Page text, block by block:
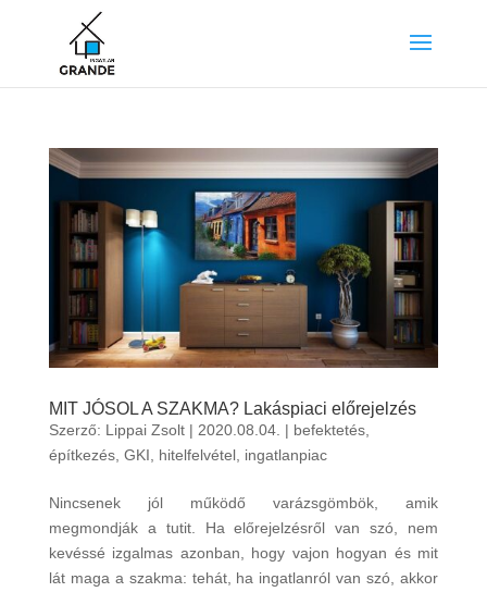
MIT JÓSOL A SZAKMA? Lakáspiaci előrejelzés
Szerző: Lippai Zsolt| 2020.08.04. | befektetés,
építkezés, GKI hitelfelvétel, ingatlanpiac
Nincsenek jól működő varázsgömbök, amik
megmondják a tutit. Ha előrejelzésről van szó, nem
kevéssé izgalmas azonban, hogy vajon hogyan és mit
lát maga a szakma: tehát, ha ingatlanról van szó, akkor